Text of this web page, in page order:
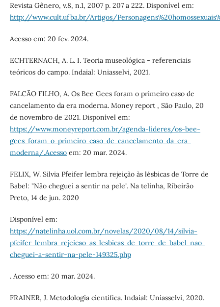
Revista Gênero, v.8, n.1, 2007 p. 207 a 222. Disponível em:
http://www.cult.ufba.br/Artigos/
Acesso em: 20 fev. 2024.
ECHTERNACH, A. L. I. Teoria museológica - referenciais
teóricos do campo. Indaial: Uniasselvi, 2021.
FALCÃO FILHO, A. Os Bee Gees foram o primeiro caso de
cancelamento da era moderna. Money report , São Paulo, 20
de novembro de 2021. Disponível em:
https://www.moneyreport.com.br/agenda-lideres/os-bee-
gees-foram-o-primeiro-caso-de-cancelamento-da-era-
moderna/.Acessoem: 20 mar. 2024.
FELIX, W. Silvia Pfeifer lembra rejeição às lésbicas de Torre de
Babel: "Não cheguei a sentir na pele". Na telinha, Ribeirão
Preto, 14 de jun. 2020
Disponível em:
https://natelinha.uol.com.br/novelas/2020/08/14/silvia-
pfeifer-lembra-rejeicao-as-lesbicas-de-torre-de-babel-nao-
cheguei-a-sentir-na-pele-149325.php
. Acesso em: 20 mar. 2024.
FRAINER, J. Metodologia científica. Indaial: Uniasselvi, 2020.